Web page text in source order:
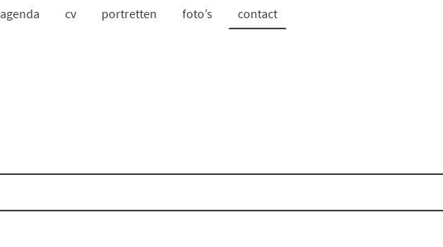
agenda cv portretten foto’s contact